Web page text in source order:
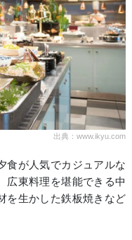
出典：www.ikyu.com
食が人気でカジュアルな
広東料理を堪能できる中
を生かした鉄板焼きなど